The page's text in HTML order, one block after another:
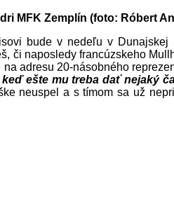
MFK Zemplín (foto: Róbert
bude v nedeľu v Dunajskej
či naposledy francúzskeho
adresu 20-násobného
ešte mu treba dať nejaký
neuspel a s tímom sa už